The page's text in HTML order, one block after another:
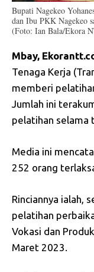
Bupati Nagekeo
dan Ibu PKK Nagekeo
(Foto: Ian Bala/Ekora
Mbay,
Tenaga Kerja
memberi
Jumlah ini
pelatihan selama
Media ini
252 orang
Rinciannya ialah,
pelatihan
Vokasi dan
Maret 2023.